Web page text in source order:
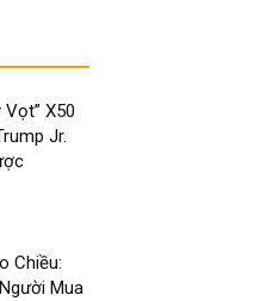
X50
Jr.
Chiều:
Mua